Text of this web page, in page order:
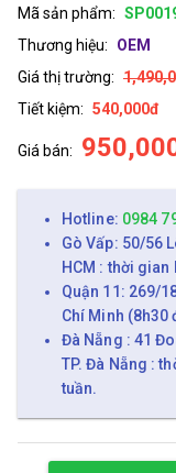
Mã sản phẩm:
Thương hiệu:
OEM
Giá thị trường:
Tiết kiệm: 540,000đ
Giá bán:
Hotline: 0984
Gò Vấp: 50/56
HCM : thời
Quận 11: 269/
Chí Minh (8h30
Đà Nẵng : 41
TP. Đà Nẵng :
tuần.